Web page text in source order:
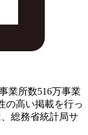
業所数516万事業
の高い掲載を行っ
総務省統計局サ